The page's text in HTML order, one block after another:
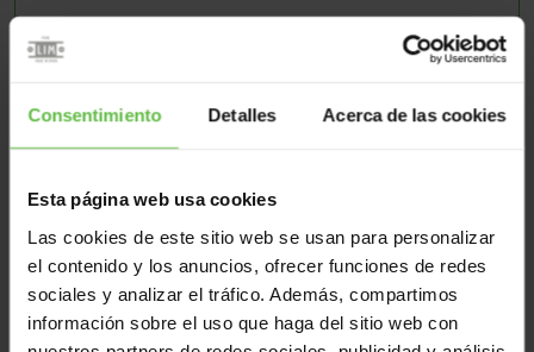
Consentimiento Detalles Acerca de las cookies
Esta página web usa cookies
Las cookies de este sitio web se usan para personalizar
el contenido y los anuncios, ofrecer funciones de redes
sociales y analizar el tráfico. Además, compartimos
información sobre el uso que haga del sitio web con
Fallgriffe